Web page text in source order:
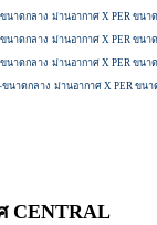
นาดกลาง ม่านอากาศ X PER ขนา
นาดกลาง ม่านอากาศ X PER ขนา
นาดกลาง ม่านอากาศ X PER ขนา
ขนาดกลาง ม่านอากาศ X PER ขน
CENTRAL